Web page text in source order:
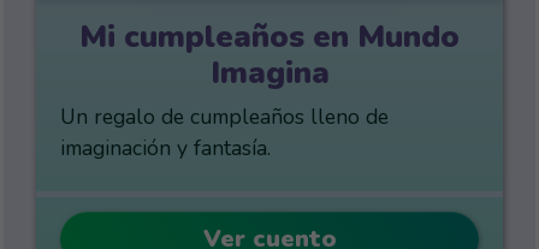
Mi cumpleaños en Mundo
Imagina
Un regalo de cumpleaños lleno de
imaginación y fantasía.
Ver cuento